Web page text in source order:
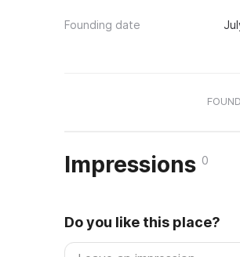
Founding date
Impressions 0
Do you like this place?